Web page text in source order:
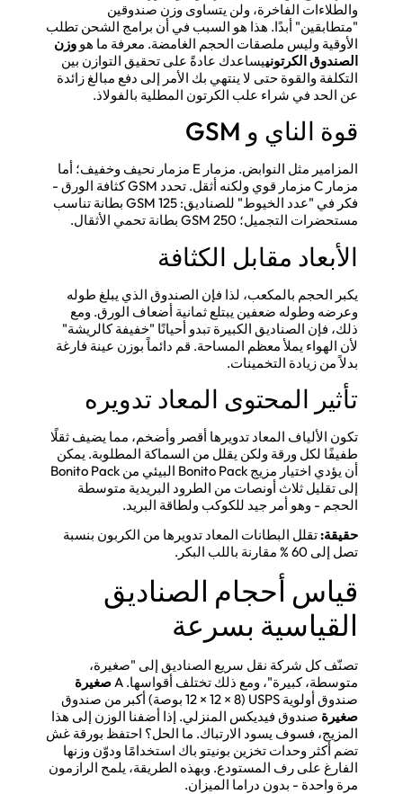
والطلاءات الفاخرة، ولن يتساوى وزن صندوقين
"متطابقين" أبدًا. هذا هو السبب في أن برامج الشحن تطلب
الأوقية وليس ملصقات الحجم الغامضة. معرفة ما هو وزن
الصندوق الكرتونييساعدك عادةً على تحقيق التوازن بين
التكلفة والقوة حتى لا ينتهي بك الأمر إلى دفع مبالغ زائدة
عن الحد في شراء علب الكرتون المطلية بالفولاذ.
قوة الناي و GSM
المزامير مثل النوابض. مزمار E مزمار نحيف وخفيف؛ أما
مزمار C مزمار قوي ولكنه أثقل. تحدد GSM كثافة الورق -
فكر في "عدد الخيوط" للصناديق: 125 GSM بطانة تناسب
مستحضرات التجميل؛ 250 GSM بطانة تحمي الأثقال.
الأبعاد مقابل الكثافة
يكبر الحجم بالمكعب، لذا فإن الصندوق الذي يبلغ طوله
وعرضه وطوله ضعفين يبتلع ثمانية أضعاف الورق. ومع
ذلك، فإن الصناديق الكبيرة تبدو أحيانًا "خفيفة كالريشة"
لأن الهواء يملأ معظم المساحة. قم دائماً بوزن عينة فارغة
بدلاً من زيادة التخمينات.
تأثير المحتوى المعاد تدويره
تكون الألياف المعاد تدويرها أقصر وأضخم، مما يضيف ثقلًا
طفيفًا لكل ورقة ولكن يقلل من السماكة المطلوبة. يمكن
أن يؤدي اختيار مزيج Bonito Pack البيئي من Bonito Pack
إلى تقليل ثلاث أونصات من الطرود البريدية متوسطة
الحجم - وهو أمر جيد للكوكب ولطاقة البريد.
حقيقة:تقلل البطانات المعاد تدويرها من الكربون بنسبة
تصل إلى 60 % مقارنة باللب البكر.
قياس أحجام الصناديق
القياسية بسرعة
تصنّف كل شركة نقل سريع الصناديق إلى "صغيرة،
متوسطة، كبيرة"، ومع ذلك تختلف أقواسها. A
صغيرة
صندوق أولوية USPS (12 × 12 × 8 بوصة) أكبر من صندوق
صغيرة صندوق فيديكس المنزلي. إذا أضفنا الوزن إلى هذا
المزيج، فسوف يسود الارتباك. ما الحل؟ احتفظ بورقة غش
تضم أكثر وحدات تخزين بونيتو باك استخدامًا ودوّن وزنها
الفارغ على رف المستودع. وبهذه الطريقة، يلمح الرازمون
مرة واحدة - بدون دراما الميزان.